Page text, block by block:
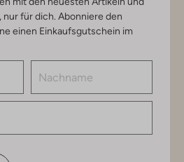
für dich. Abonniere den
einen Einkaufsgutschein im